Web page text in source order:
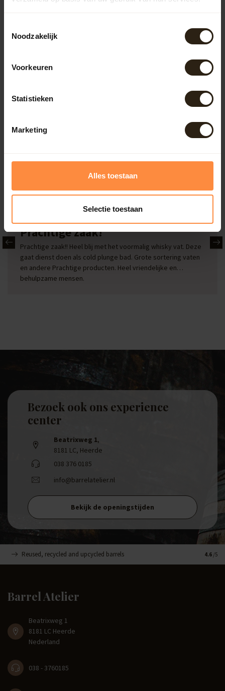
Noodzakelijk
Voorkeuren
Statistieken
Marketing
Alles toestaan
Selectie toestaan
Lampen
BarrelCave® & BarrelGifts
Onze reviews
Prachtige zaak!
Prachtige zaak!! Heel blij met het voormalig whisky vat. Deze
gaat dienst doen als cold plunge bad. Grote sortering vaten
en andere Prachtige producten. Heel vriendelijke en
behulpzame mensen.
Bezoek ook ons experience
center
Beatrixweg 1,
8181 LC, Heerde
038 376 0185
info@barrelatelier.nl
Bekijk de openingstijden
Reused, recycled and upcycled barrels 4.6 /5
Barrel Atelier
Beatrixweg 1
8181 LC Heerde
Nederland
038 - 3760185